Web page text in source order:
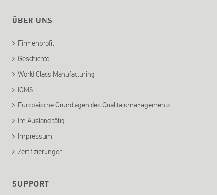
ÜBER UNS
Firmenprofil
Geschichte
World Class Manufacturing
IQMS
Europäische Grundlagen des Qualitätsmanagements
Im Ausland tätig
Impressum
Zertifizierungen
SUPPORT